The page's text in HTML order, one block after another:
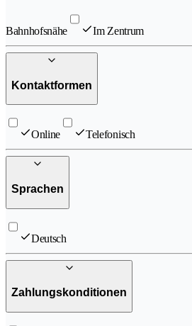
Bahnhofsnähe Im Zentrum
Kontaktformen
Online Telefonisch
Sprachen
Deutsch
Zahlungskonditionen